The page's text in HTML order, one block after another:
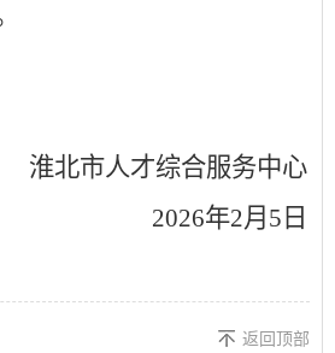
淮北市人才综合服务中心
2026年2月 5 日
返回顶部